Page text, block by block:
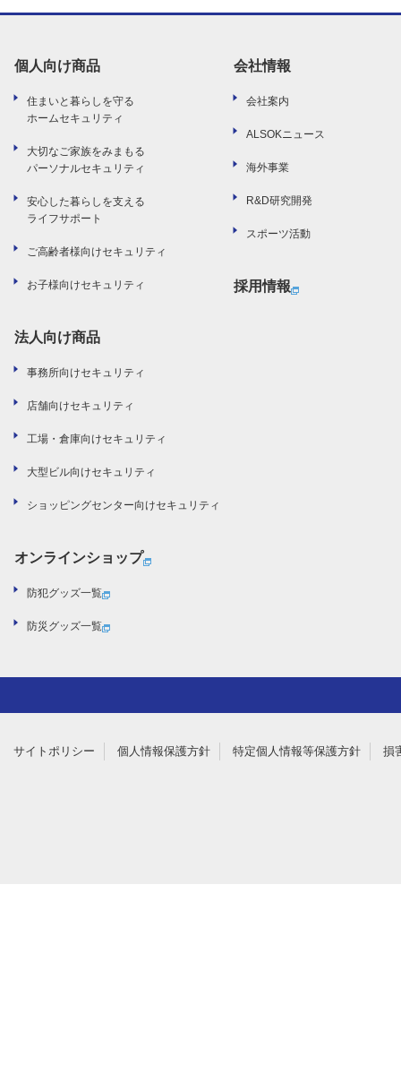
個人向け商品
住まいと暮らしを守る
ホームセキュリティ
大切なご家族をみまもる
パーソナルセキュリティ
安心した暮らしを支える
ライフサポート
ご高齢者様向けセキュリティ
お子様向けセキュリティ
法人向け商品
事務所向けセキュリティ
店舗向けセキュリティ
工場・倉庫向けセキュリティ
大型ビル向けセキュリティ
ショッピングセンター向けセキュリティ
オンラインショップ
防犯グッズ一覧
防災グッズ一覧
会社情報
会社案内
ALSOKニュース
海外事業
R&D研究開発
スポーツ活動
採用情報
サイトポリシー 個人情報保護方針 特定個人情報等保護方針 損